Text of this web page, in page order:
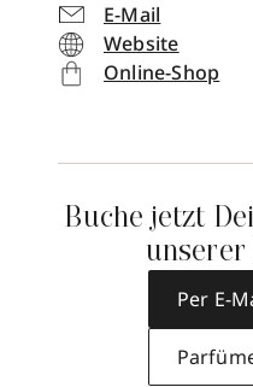
E-Mail
Website
Online-Shop
Buche jetzt
unserer
Per E-